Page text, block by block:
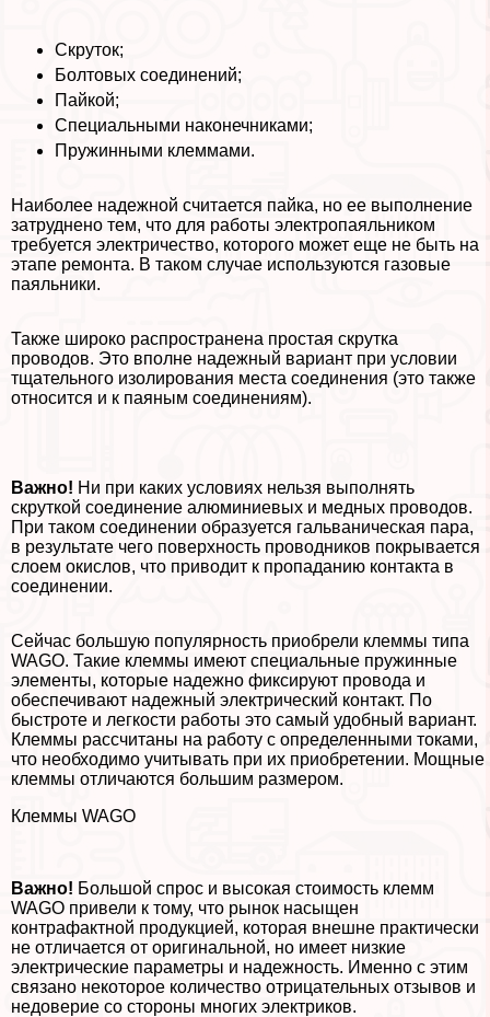
Скруток;
Болтовых соединений;
Пайкой;
Специальными наконечниками;
Пружинными клеммами.
Наиболее надежной считается пайка, но ее выполнение
затруднено тем, что для работы электропаяльником
требуется электричество, которого может еще не быть на
этапе ремонта. В таком случае используются газовые
паяльники.
Также широко распространена простая скрутка
проводов. Это вполне надежный вариант при условии
тщательного изолирования места соединения (это также
относится и к паяным соединениям).
Важно! Ни при каких условиях нельзя выполнять
скруткой соединение алюминиевых и медных проводов.
При таком соединении образуется гальваническая пара,
в результате чего поверхность проводников покрывается
слоем окислов, что приводит к пропаданию контакта в
соединении.
Сейчас большую популярность приобрели клеммы типа
WAGO. Такие клеммы имеют специальные пружинные
элементы, которые надежно фиксируют провода и
обеспечивают надежный электрический контакт. По
быстроте и легкости работы это самый удобный вариант.
Клеммы рассчитаны на работу с определенными токами,
что необходимо учитывать при их приобретении. Мощные
клеммы отличаются большим размером.
Клеммы WAGO
Важно! Большой спрос и высокая стоимость клемм
WAGO привели к тому, что рынок насыщен
контрафактной продукцией, которая внешне пpaктически
не отличается от оригинальной, но имеет низкие
электрические параметры и надежность. Именно с этим
связано некоторое количество отрицательных отзывов и
недоверие со стороны многих электриков.